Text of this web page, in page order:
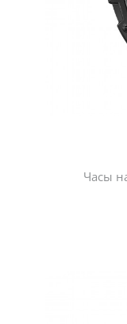
Часы